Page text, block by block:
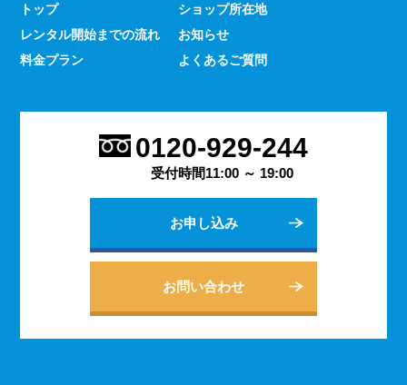
うな連絡手段となるものは手元にないと何かと手間がかか
るものです。 デッセでは、そういった方であっても気軽
にご契約いただけるレンタルスマホサービスのご案内を行
してだけでなく出退勤やスケジュールの管理などにも活躍
します。 会社は人の出入りもありますので、通常のスマ
ホのように1台1台契約するよりも、まとめてレンタルする
方がよりお得に利用できます。 会社用のレンタルスマホ
個人でのご利用から法人向けの複数台のご利用まで、お客
様の用途に合わせた様々な利用方法を提案できるデッセの
トップ
レンタル開始までの流れ
料金プラン
ショップ所在地
お知らせ
よくあるご質問
0120-929-244
受付時間11:00 ～ 19:00
お申し込み
お問い合わせ